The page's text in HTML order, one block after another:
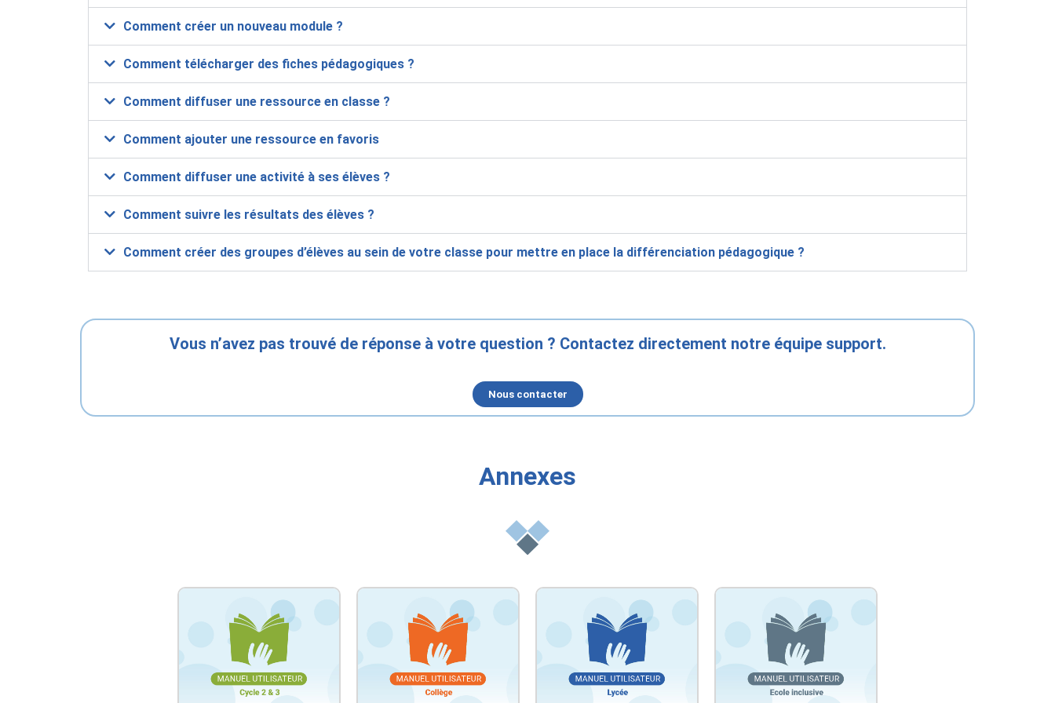
Comment créer un nouveau module ?
Comment télécharger des fiches pédagogiques ?
Comment diffuser une ressource en classe ?
Comment ajouter une ressource en favoris
Comment diffuser une activité à ses élèves ?
Comment suivre les résultats des élèves ?
Comment créer des groupes d’élèves au sein de votre classe pour mettre en place la différenciation pédagogique ?
Vous n’avez pas trouvé de réponse à votre question ? Contactez directement notre équipe support.
Nous contacter
Annexes